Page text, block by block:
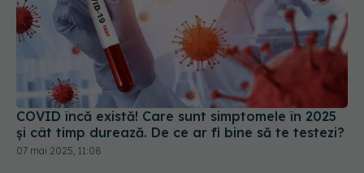
COVID încă există! Care sunt simptomele în 2025
și cât timp durează. De ce ar fi bine să te testezi?
07 mai 2025, 11:08